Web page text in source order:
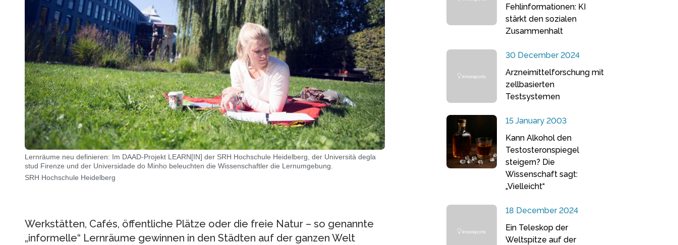
Lernräume neu definieren: Im DAAD-Projekt LEARN[IN] der SRH Hochschule Heidelberg, der Università degla
stud Firenze und der Universidade do Minho beleuchten die Wissenschaftler die Lernumgebung.
SRH Hochschule Heidelberg
Werkstätten, Cafés, öffentliche Plätze oder die freie Natur – so genannte
„informelle“ Lernräume gewinnen in den Städten auf der ganzen Welt
Fehlinformationen: KI
stärkt den sozialen
Zusammenhalt
30 December 2024
Arzneimittelforschung mit
zellbasierten
Testsystemen
15 January 2003
Kann Alkohol den
Testosteronspiegel
steigern? Die
Wissenschaft sagt:
„Vielleicht“
18 December 2024
Ein Teleskop der
Weltspitze auf der